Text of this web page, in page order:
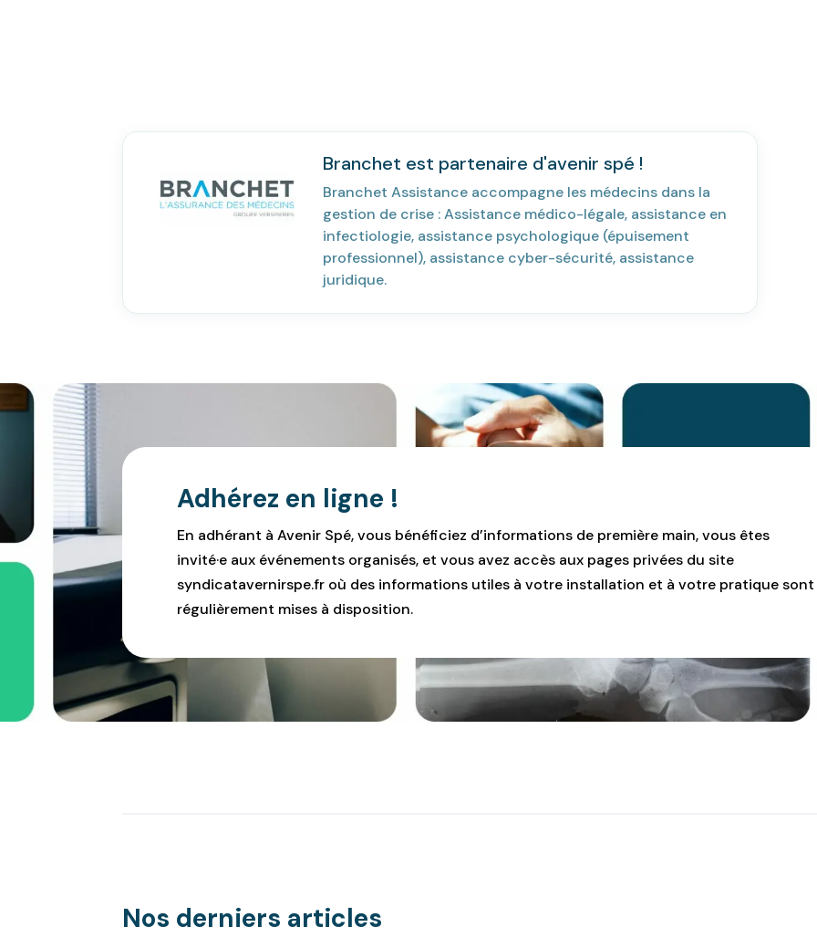
Branchet est partenaire d'avenir spé !
Branchet Assistance accompagne les médecins dans la
gestion de crise : Assistance médico-légale, assistance en
infectiologie, assistance psychologique (épuisement
professionnel), assistance cyber-sécurité, assistance
juridique.
Adhérez en ligne !
En adhérant à Avenir Spé, vous bénéficiez d’informations de première main, vous êtes
invité·e aux événements organisés, et vous avez accès aux pages privées du site
syndicatavernirspe.fr où des informations utiles à votre installation et à votre pratique sont
régulièrement mises à disposition.
Nos derniers articles